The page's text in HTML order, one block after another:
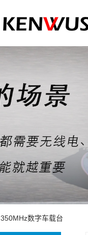
350MHz数字车载台